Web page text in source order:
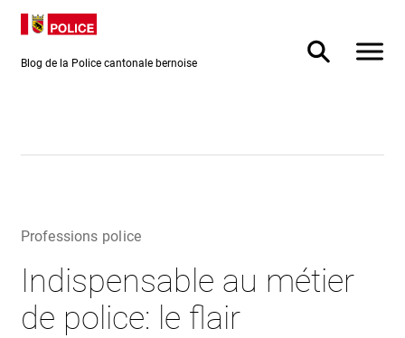
Directement
au contenu
Directement
vers la
recherche
Blog de la Police cantonale bernoise
Professions police
Indispensable au métier
de police: le flair